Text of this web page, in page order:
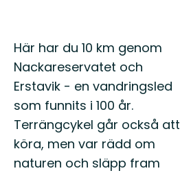
Beskrivning
Här har du 10 km genom
Nackareservatet och
Erstavik - en vandringsled
som funnits i 100 år.
Terrängcykel går också att
köra, men var rädd om
naturen och släpp fram